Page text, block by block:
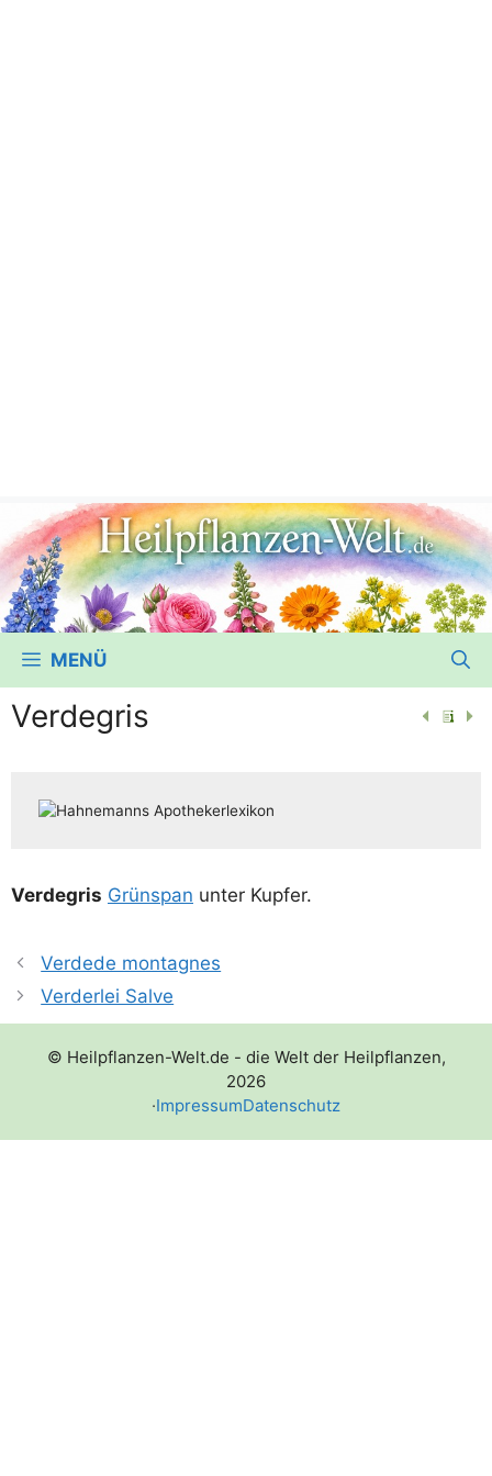
MENÜ
Verdegris
Ver­de­gris Grün­span unter Kupfer.
Verdede montagnes
Verderlei Salve
© Heilpflanzen-Welt.de - die Welt der Heilpflanzen,
2026
·ImpressumDatenschutz